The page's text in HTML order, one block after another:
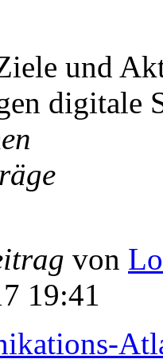
und
digitale
von
19:41